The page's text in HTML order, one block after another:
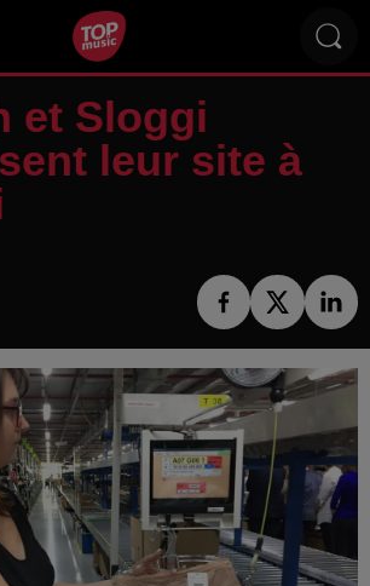
et Sloggi
leur site à